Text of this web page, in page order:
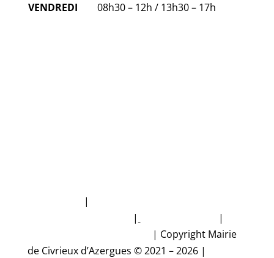
VENDREDI
08h30 – 12h / 13h30 – 17h
|
|
|
| Copyright Mairie
de Civrieux d’Azergues © 2021 – 2026 |